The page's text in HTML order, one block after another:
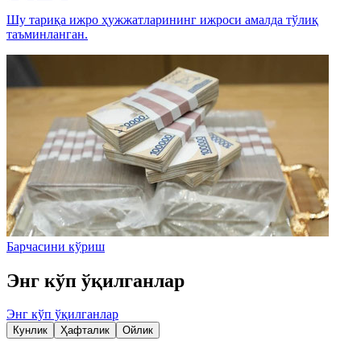
Шу тариқа ижро ҳужжатларининг ижроси амалда тўлиқ
таъминланган.
Барчасини кўриш
Энг кўп ўқилганлар
Энг кўп ўқилганлар
Кунлик Ҳафталик Ойлик